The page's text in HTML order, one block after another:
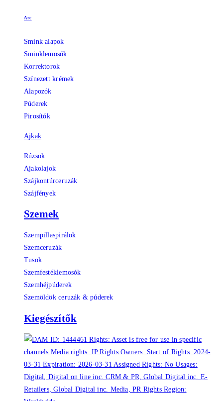
Arc
Smink alapok
Sminklemosók
Korrektorok
Színezett krémek
Alapozók
Púderek
Pirosítók
Ajkak
Rúzsok
Ajakolajok
Szájkontúrceruzák
Szájfények
Szemek
Szempillaspirálok
Szemceruzák
Tusok
Szemfestéklemosók
Szemhéjpúderek
Szemöldök ceruzák & púderek
Kiegészítők